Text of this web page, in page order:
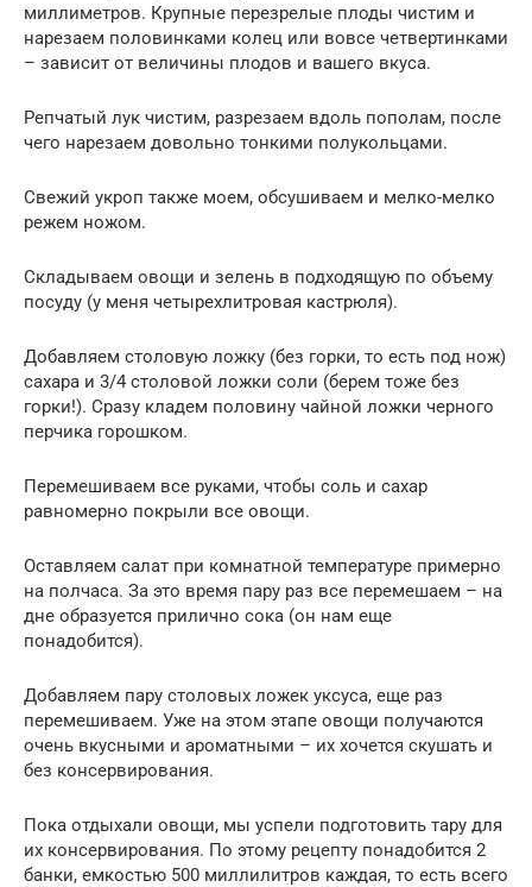
миллиметров. Крупные перезрелые плоды чистим и
нарезаем половинками колец или вовсе четвертинками
– зависит от величины плодов и вашего вкуса.
Репчатый лук чистим, разрезаем вдоль пополам, после
чего нарезаем довольно тонкими полукольцами.
Свежий укроп также моем, обсушиваем и мелко-мелко
режем ножом.
Складываем овощи и зелень в подходящую по объему
посуду (у меня четырехлитровая кастрюля).
Добавляем столовую ложку (без горки, то есть под нож)
сахара и 3/4 столовой ложки соли (берем тоже без
горки!). Сразу кладем половину чайной ложки черного
перчика горошком.
Перемешиваем все руками, чтобы соль и сахар
равномерно покрыли все овощи.
Оставляем салат при комнатной температуре примерно
на полчаса. За это время пару раз все перемешаем – на
дне образуется прилично сока (он нам еще
понадобится).
Добавляем пару столовых ложек уксуса, еще раз
перемешиваем. Уже на этом этапе овощи получаются
очень вкусными и ароматными – их хочется скушать и
без консервирования.
Пока отдыхали овощи, мы успели подготовить тару для
их консервирования. По этому рецепту понадобится 2
банки, емкостью 500 миллилитров каждая, то есть всего